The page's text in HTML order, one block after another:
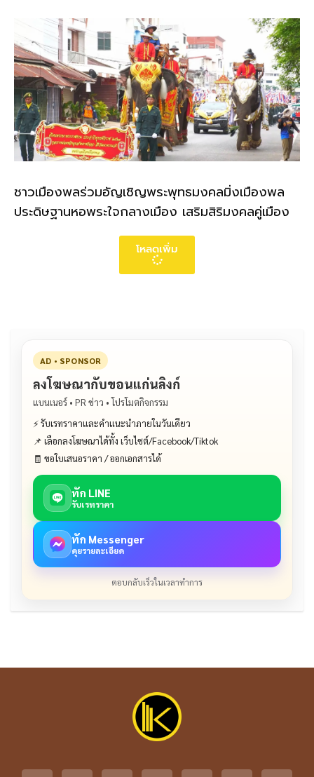
ชาวเมืองพลร่วมอัญเชิญพระพุทธมงคลมิ่งเมืองพล
ประดิษฐานหอพระใจกลางเมือง เสริมสิริมงคลคู่เมือง
โหลดเพิ่ม
AD • SPONSOR
ลงโฆษณากับขอนแก่นลิงก์
แบนเนอร์ • PR ข่าว • โปรโมตกิจกรรม
⚡ รับเรทราคาและคำแนะนำภายในวันเดียว
📌 เลือกลงโฆษณาได้ทั้ง เว็บไซต์/Facebook/Tiktok
🧾 ขอใบเสนอราคา / ออกเอกสารได้
ทัก LINE
รับเรทราคา
ทัก Messenger
คุยรายละเอียด
ตอบกลับเร็วในเวลาทำการ